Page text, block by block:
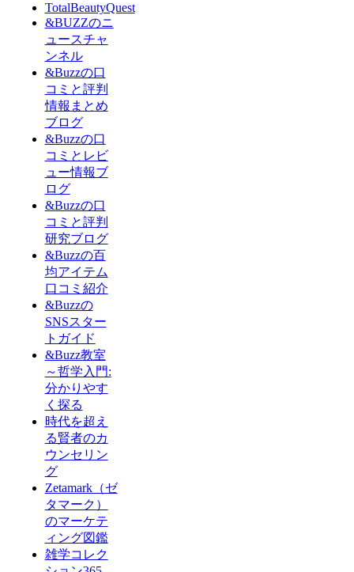
TotalBeautyQuest
&BUZZのニ
ュースチャ
ンネル
&Buzzの口
コミと評判
情報まとめ
ブログ
&Buzzの口
コミとレビ
ュー情報ブ
ログ
&Buzzの口
コミと評判
研究ブログ
&Buzzの百
均アイテム
口コミ紹介
&Buzzの
SNSスター
トガイド
&Buzz教室
～哲学入門:
分かりやす
く探る
時代を超え
る賢者のカ
ウンセリン
グ
Zetamark（ゼ
タマーク）
のマーケテ
ィング図鑑
雑学コレク